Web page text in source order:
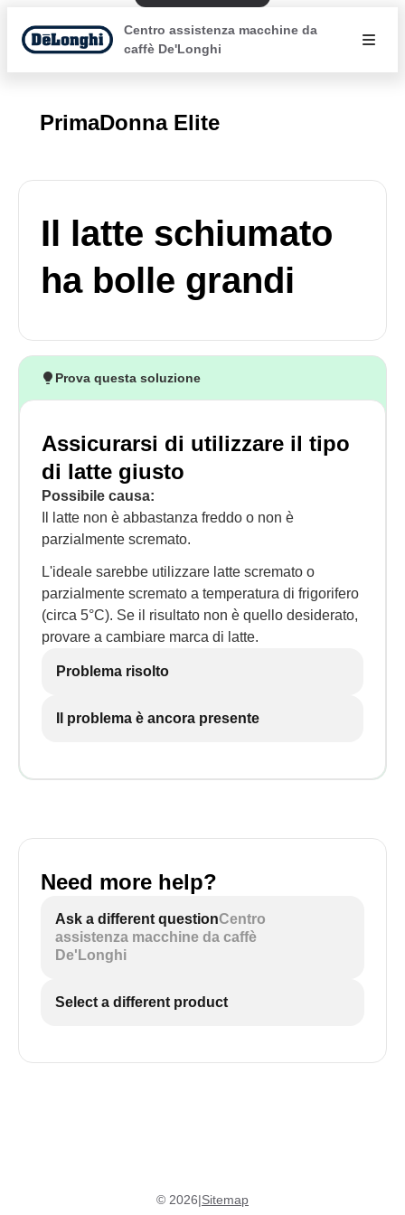
Centro assistenza macchine da
caffè De'Longhi
PrimaDonna Elite
Il latte schiumato
ha bolle grandi
Prova questa soluzione
Assicurarsi di utilizzare il tipo
di latte giusto
Possibile causa:
Il latte non è abbastanza freddo o non è
parzialmente scremato.
L'ideale sarebbe utilizzare latte scremato o
parzialmente scremato a temperatura di frigorifero
(circa 5°C). Se il risultato non è quello desiderato,
provare a cambiare marca di latte.
Problema risolto
Il problema è ancora presente
Need more help?
Ask a different questionCentro
assistenza macchine da caffè
De'Longhi
Select a different product
© 2026|Sitemap